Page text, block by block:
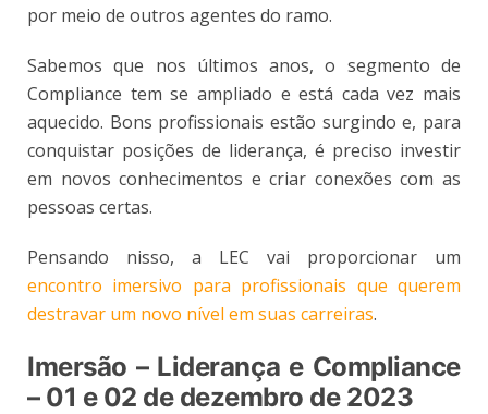
por meio de outros agentes do ramo.
Sabemos que nos últimos anos, o segmento de
Compliance tem se ampliado e está cada vez mais
aquecido. Bons profissionais estão surgindo e, para
conquistar posições de liderança, é preciso investir
em novos conhecimentos e criar conexões com as
pessoas certas.
Pensando nisso, a LEC vai proporcionar um
encontro imersivo para profissionais que querem
destravar um novo nível em suas carreiras.
Imersão – Liderança e Compliance
– 01 e 02 de dezembro de 2023